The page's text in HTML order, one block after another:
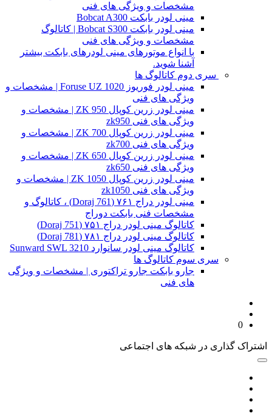
مشخصات و ویژگی های فنی
مینی لودر بابکت Bobcat A300
مینی لودر بابکت Bobcat S300 | کاتالوگ
مشخصات و ویژگی های فنی
با انواع موتورهای مینی لودرهای بابکت بیشتر
آشنا شوید.
سری دوم کاتالوگ ها
مینی لودر فوریوز Foruse UZ 1020 | مشخصات و
ویژگی های فنی
مینی لودر زرین کوپال ZK 950 | مشخصات و
ویژگی های فنی zk950
مینی لودر زرین کوپال ZK 700 | مشخصات و
ویژگی های فنی zk700
مینی لودر زرین کوپال ZK 650 | مشخصات و
ویژگی های فنی zk650
مینی لودر زرین کوپال ZK 1050 | مشخصات و
ویژگی های فنی zk1050
مینی لودر دراج ۷۶۱ (Doraj 761) ، کاتالوگ و
مشخصات فنی بابکت دوراج
کاتالوگ مینی لودر دراج ۷۵۱ (Doraj 751)
کاتالوگ مینی لودر دراج ۷۸۱ (Doraj 781)
کاتالوگ مینی لودر سانوارد Sunward SWL 3210
سری سوم کاتالوگ ها
جارو بابکت جارو تراکتوری | مشخصات و ویژگی
های فنی
0
اشتراک گذاری در شبکه های اجتماعی